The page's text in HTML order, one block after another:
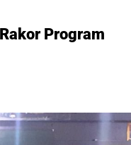
Program